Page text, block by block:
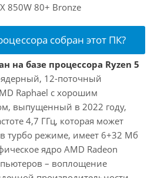
850W 80+ Bronze
собран этот ПК?
на базе процессора Ryzen 5
12-поточный
Raphael с хорошим
выпущенный в 2022 году,
4,7 ГГц, которая может
турбо режиме, имеет 6+32 Мб
ядро AMD Radeon
– воплощение